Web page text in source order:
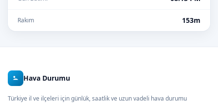
Rakım 153m
Hava Durumu
Türkiye il ve ilçeleri için günlük, saatlik ve uzun vadeli hava durumu